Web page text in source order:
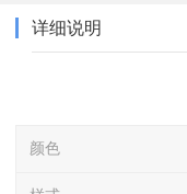
详细说明
颜色